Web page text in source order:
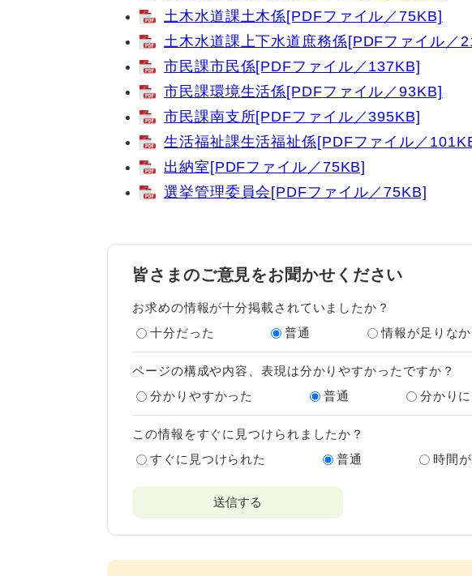
土木水道課土木係[PDFファイル／75KB]
土木水道課上下水道庶務係[PDFファイル／
市民課市民係[PDFファイル／137KB]
市民課環境生活係[PDFファイル／93KB]
市民課南支所[PDFファイル／395KB]
生活福祉課生活福祉係[PDFファイル／
出納室[PDFファイル／75KB]
選挙管理委員会[PDFファイル／75KB]
皆さまのご意見をお聞かせください
お求めの情報が十分掲載されていましたか？
十分だった
普通 情報が足りな
ページの構成や内容、表現は分かりやすかったですか？
分かりやすかった
普通 分かり
この情報をすぐに見つけられましたか？
すぐに見つけられた
普通 時間